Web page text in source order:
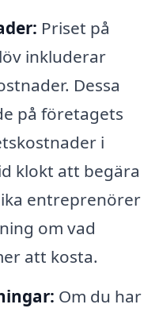
Priset på
inkluderar
Dessa
på företagets
i
klokt att begära
entreprenörer
om vad
att kosta.
Om du har